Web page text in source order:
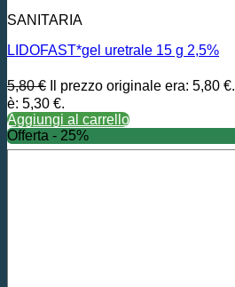
SANITARIA
LIDOFAST*gel uretrale 15 g 2,5%
5,80€ Il prezzo originale era: 5,80 €.
è: 5,30 €.
Aggiungi al carrello
Offerta - 25%